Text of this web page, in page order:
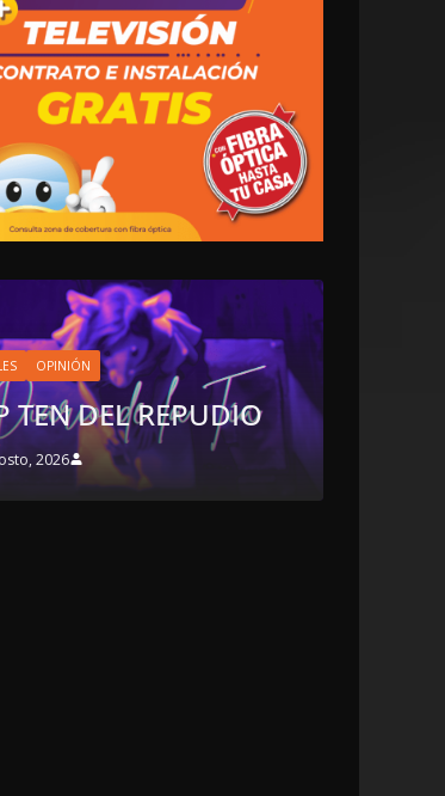
LOCALES OPINIÓN
EN LAS TRIPAS DEL
JAGUAR: 07 DE AGOSTO
DE 2026
7 agosto, 2026